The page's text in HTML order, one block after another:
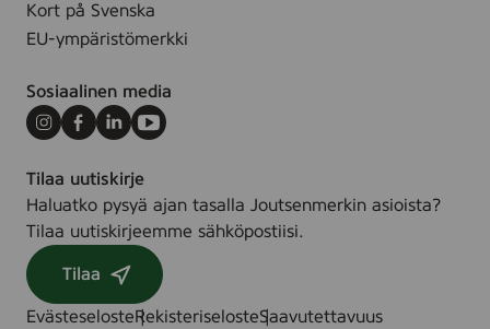
Kort på Svenska
EU-ympäristömerkki
Sosiaalinen media
Instagram
Facebook
LinkedInYoutube
Tilaa uutiskirje
Haluatko pysyä ajan tasalla Joutsenmerkin asioista?
Tilaa uutiskirjeemme sähköpostiisi.
Tilaa
EvästeselosteRekisteriselosteSaavutettavuus